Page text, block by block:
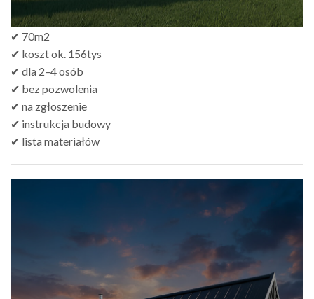
✔ 70m2
✔ koszt ok. 156tys
✔ dla 2–4 osób
✔ bez pozwolenia
✔ na zgłoszenie
✔ instrukcja budowy
✔ lista materiałów